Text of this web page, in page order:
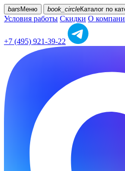
bars Меню book_circleКаталог по
Условия работы Скидки О
+7 (495) 921-39-22